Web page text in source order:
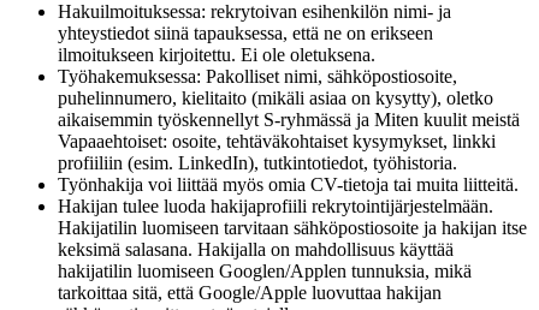
Hakuilmoituksessa: rekrytoivan esihenkilön nimi- ja
yhteystiedot siinä tapauksessa, että ne on erikseen
ilmoitukseen kirjoitettu. Ei ole oletuksena.
Työhakemuksessa: Pakolliset nimi, sähköpostiosoite,
puhelinnumero, kielitaito (mikäli asiaa on kysytty), oletko
aikaisemmin työskennellyt S-ryhmässä ja Miten kuulit meistä
Vapaaehtoiset: osoite, tehtäväkohtaiset kysymykset, linkki
profiiliin (esim. LinkedIn), tutkintotiedot, työhistoria.
Työnhakija voi liittää myös omia CV-tietoja tai muita liitteitä.
Hakijan tulee luoda hakijaprofiili rekrytointijärjestelmään.
Hakijatilin luomiseen tarvitaan sähköpostiosoite ja hakijan itse
keksimä salasana. Hakijalla on mahdollisuus käyttää
hakijatilin luomiseen Googlen/Applen tunnuksia, mikä
tarkoittaa sitä, että Google/Apple luovuttaa hakijan